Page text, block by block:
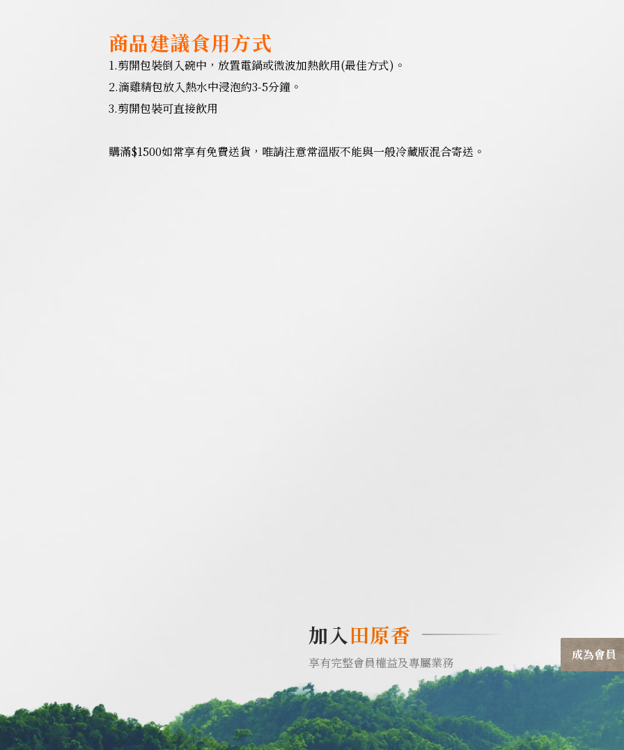
商品建議食用方式
1.剪開包裝倒入碗中，放置電鍋或微波加熱飲用(最佳方式)。
2.滴雞精包放入熱水中浸泡約3-5分鐘。
3.剪開包裝可直接飲用
購滿$1500如常享有免費送貨，唯請注意常溫版不能與一般冷藏版混合寄送。
加入田原香
享有完整會員權益及專屬業務
成為會員